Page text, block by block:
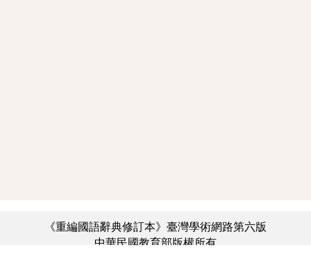
《重編國語辭典修訂本》臺灣學術網路第六版
中華民國教育部版權所有